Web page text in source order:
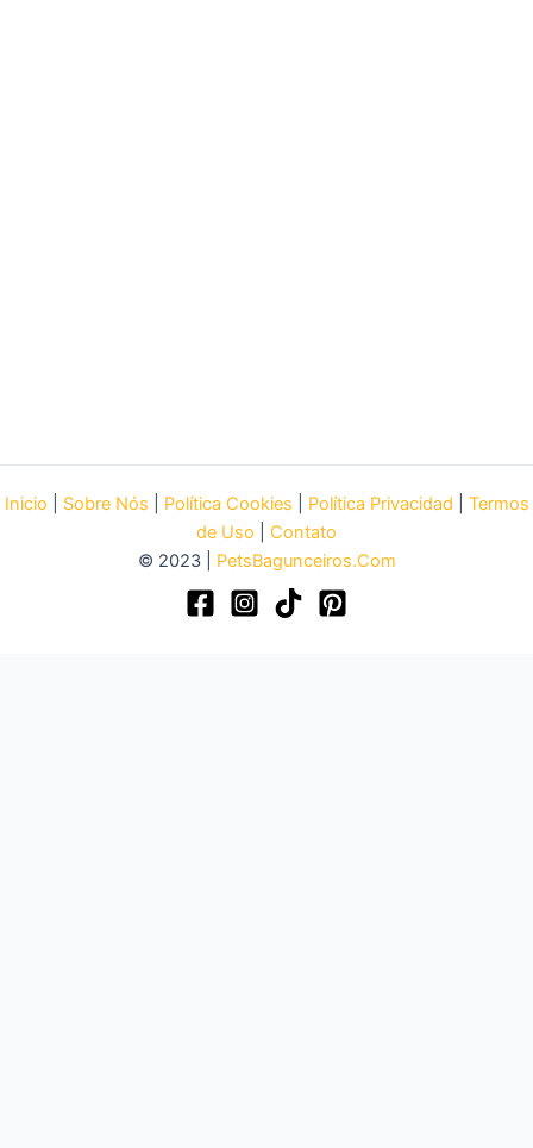
Inicio Sobre Nós Política Cookies Política Privacidad
Termos
de Uso
Contato
© 2023 | PetsBagunceiros.Com